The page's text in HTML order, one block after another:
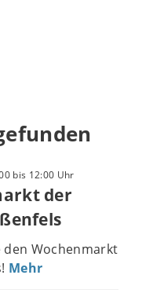
bis 12:00 Uhr
der
den Wochenmarkt
Mehr